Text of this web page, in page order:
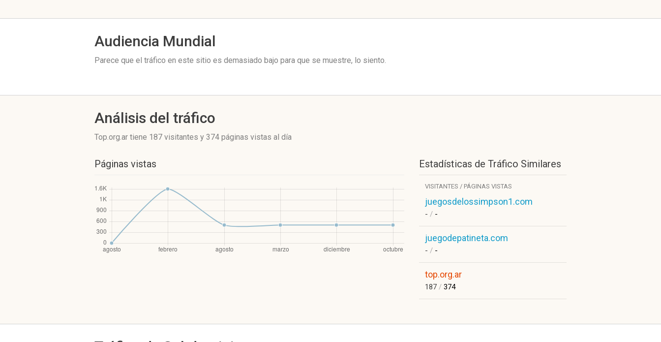
Audiencia Mundial
Parece que el tráfico en este sitio es demasiado bajo para que se muestre, lo siento.
Análisis del tráfico
Top.org.ar tiene 187 visitantes y 374 páginas vistas al día
Páginas vistas Estadísticas de Tráfico Similares
VISITANTES / PÁGINAS VISTAS
juegosdelossimpson1.com
- / -
juegodepatineta.com
- / -
top.org.ar
187 / 374